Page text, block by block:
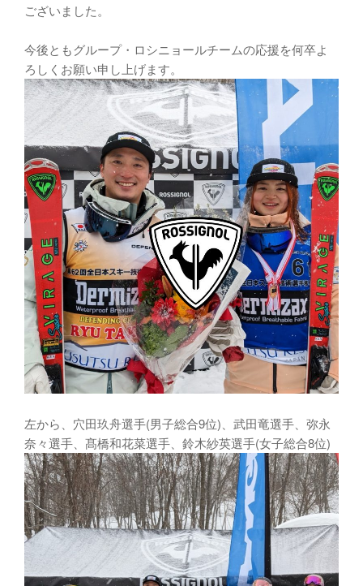
ございました。
今後ともグループ・ロシニョールチームの応援を何卒よ
ろしくお願い申し上げます。
左から、穴田玖舟選手(男子総合9位)、武田竜選手、弥永
奈々選手、髙橋和花菜選手、鈴木紗英選手(女子総合8位)